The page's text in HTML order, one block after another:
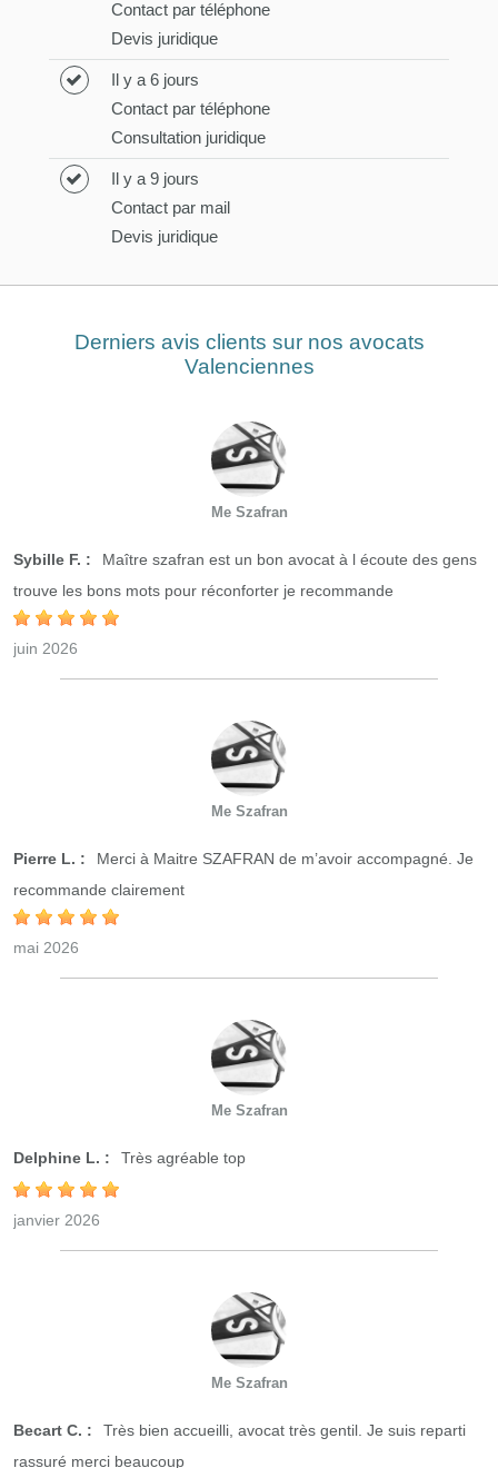
Contact par téléphone
Devis juridique
Il y a 6 jours
Contact par téléphone
Consultation juridique
Il y a 9 jours
Contact par mail
Devis juridique
Derniers avis clients sur nos avocats
Valenciennes
Me Szafran
Sybille F. :
Maître szafran est un bon avocat à l écoute des gens
trouve les bons mots pour réconforter je recommande
juin 2026
Me Szafran
Pierre L. :
Merci à Maitre SZAFRAN de m’avoir accompagné. Je
recommande clairement
mai 2026
Me Szafran
Delphine L. : Très agréable top
janvier 2026
Me Szafran
Becart C. :
Très bien accueilli, avocat très gentil. Je suis reparti
rassuré merci beaucoup